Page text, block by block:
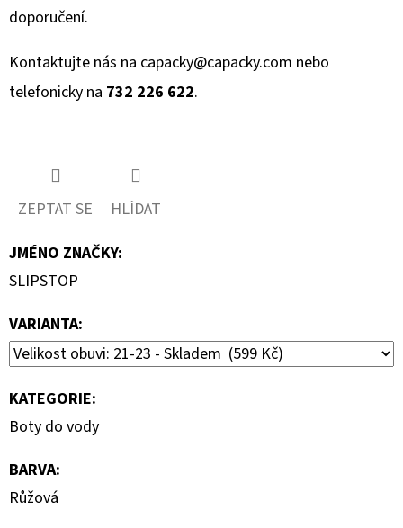
doporučení.
Kontaktujte nás na capacky@capacky.com nebo
telefonicky na 732 226 622.
ZEPTAT SE
HLÍDAT
JMÉNO ZNAČKY:
SLIPSTOP
VARIANTA:
KATEGORIE:
Boty do vody
BARVA:
Růžová